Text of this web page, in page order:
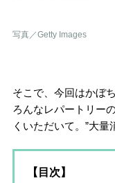
写真／Getty Images
そこで、今回はかぼ
ろんなレパートリー
くいただいて。”大量
【目次】